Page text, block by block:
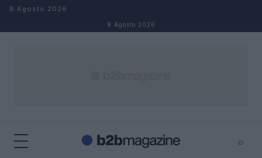
Salta al contenuto
8 Agosto 2026
8 Agosto 2026
⌕